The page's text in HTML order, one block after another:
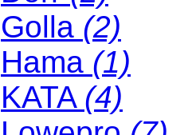
Golla (2)
Hama (1)
KATA (4)